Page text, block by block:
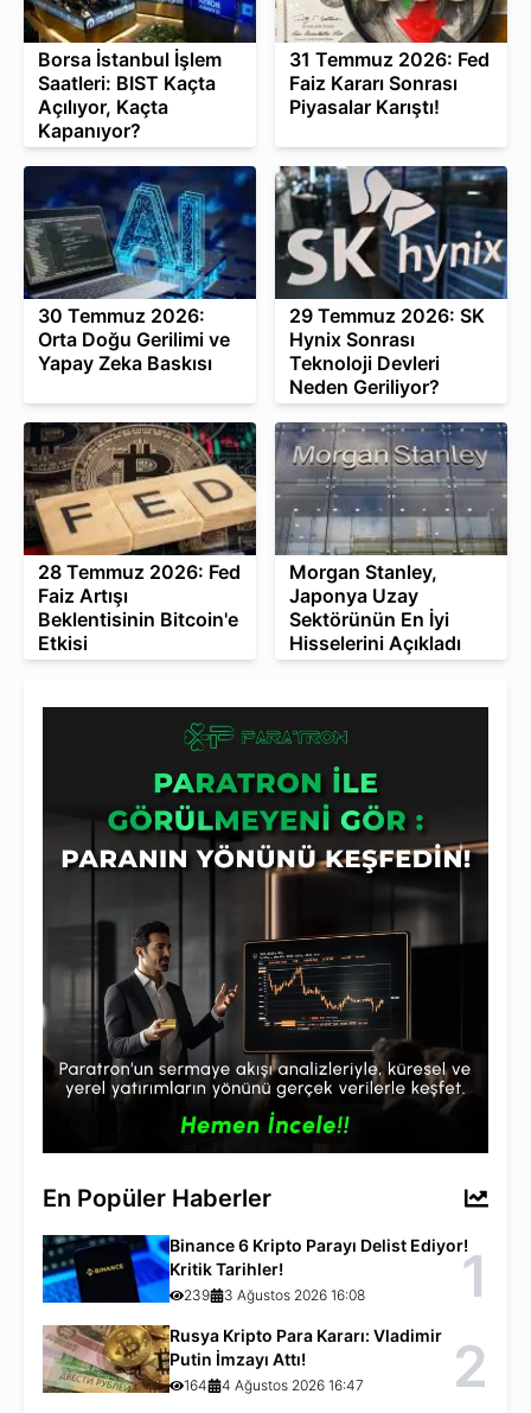
Borsa İstanbul İşlem
Saatleri: BIST Kaçta
Açılıyor, Kaçta
Kapanıyor?
31 Temmuz 2026: Fed
Faiz Kararı Sonrası
Piyasalar Karıştı!
30 Temmuz 2026:
Orta Doğu Gerilimi ve
Yapay Zeka Baskısı
29 Temmuz 2026: SK
Hynix Sonrası
Teknoloji Devleri
Neden Geriliyor?
28 Temmuz 2026: Fed
Faiz Artışı
Beklentisinin Bitcoin'e
Etkisi
Morgan Stanley,
Japonya Uzay
Sektörünün En İyi
Hisselerini Açıkladı
En Popüler Haberler
Binance 6 Kripto Parayı Delist Ediyor!
Kritik Tarihler!
239 3 Ağustos 2026 16:08 1
Rusya Kripto Para Kararı: Vladimir
Putin İmzayı Attı!
164 4 Ağustos 2026 16:47 2